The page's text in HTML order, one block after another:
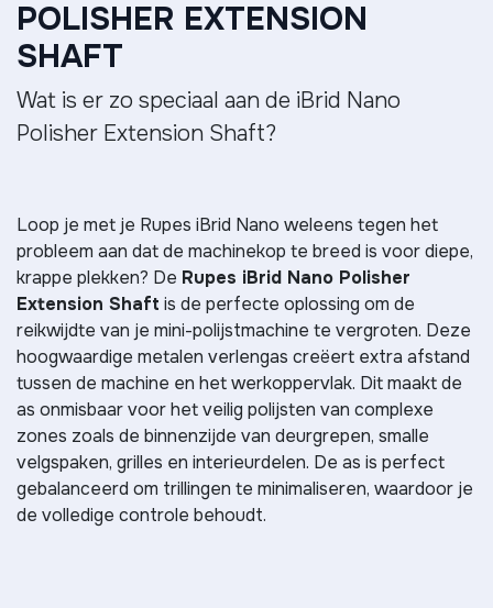
POLISHER EXTENSION
SHAFT
Wat is er zo speciaal aan de iBrid Nano
Polisher Extension Shaft?
Loop je met je Rupes iBrid Nano weleens tegen het
probleem aan dat de machinekop te breed is voor diepe,
krappe plekken? De Rupes iBrid Nano Polisher
Extension Shaft is de perfecte oplossing om de
reikwijdte van je mini-polijstmachine te vergroten. Deze
hoogwaardige metalen verlengas creëert extra afstand
tussen de machine en het werkoppervlak. Dit maakt de
as onmisbaar voor het veilig polijsten van complexe
zones zoals de binnenzijde van deurgrepen, smalle
velgspaken, grilles en interieurdelen. De as is perfect
gebalanceerd om trillingen te minimaliseren, waardoor je
de volledige controle behoudt.